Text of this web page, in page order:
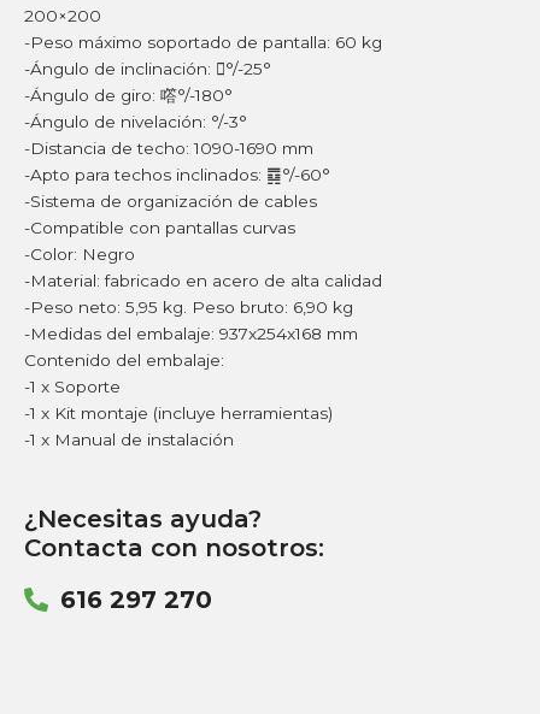
200×200
-Peso máximo soportado de pantalla: 60 kg
-Ángulo de inclinación: °/-25°
-Ángulo de giro: 㗳°/-180°
-Ángulo de nivelación: °/-3°
-Distancia de techo: 1090-1690 mm
-Apto para techos inclinados: ䷺°/-60°
-Sistema de organización de cables
-Compatible con pantallas curvas
-Color: Negro
-Material: fabricado en acero de alta calidad
-Peso neto: 5,95 kg. Peso bruto: 6,90 kg
-Medidas del embalaje: 937x254x168 mm
Contenido del embalaje:
-1 x Soporte
-1 x Kit montaje (incluye herramientas)
-1 x Manual de instalación
¿Necesitas ayuda?
Contacta con nosotros:
616 297 270